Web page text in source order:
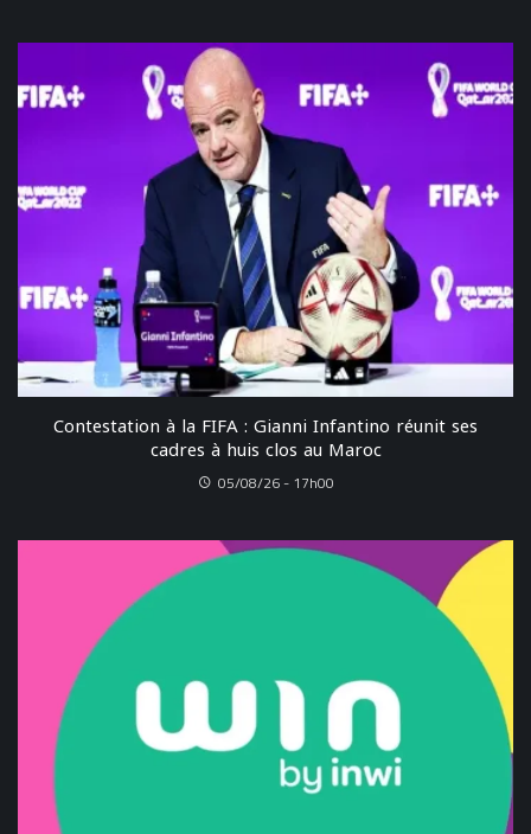
Contestation à la FIFA : Gianni Infantino réunit ses
cadres à huis clos au Maroc
05/08/26 - 17h00